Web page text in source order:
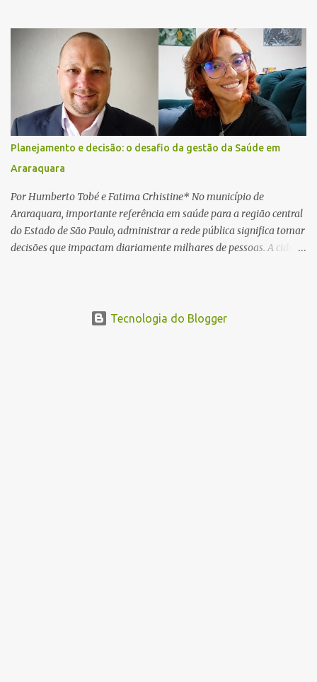
veículo, o trânsito estava lento e congestionado devido a obras
realizadas na rodovia, momento em que ocorreu o impacto. Com
a violência da colisão, o motociclista foi arremessado ao solo.
Testemunhas relataram que o capacete teria se desprendido
durante o acidente. O jovem sofreu ferimentos gravíssimos e
morreu ainda no local. Equipes de resgate e de atendimento da
concessionária responsável pela rodovia foram acionadas e
realizaram a sinalização da via, além de prestarem socorro à
vítima. No entanto, o óbito foi constatado ainda no local do
acidente. A Polícia Militar Rodoviária compareceu para o registro
da ocorrência...
Planejamento e decisão: o desafio da gestão da Saúde em
Araraquara
Por Humberto Tobé e Fatima Crhistine* No município de
Araraquara, importante referência em saúde para a região central
do Estado de São Paulo, administrar a rede pública significa tomar
decisões que impactam diariamente milhares de pessoas. A cidade
ampliando significativamente a responsabilidade da gestão sobre
Tecnologia do Blogger